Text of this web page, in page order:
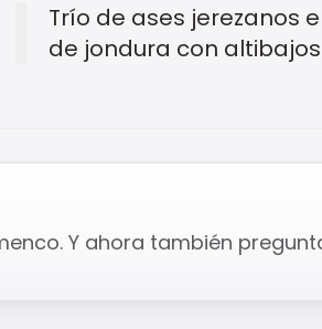
Trío de ases jerezanos
de jondura con altibajos
Y ahora también